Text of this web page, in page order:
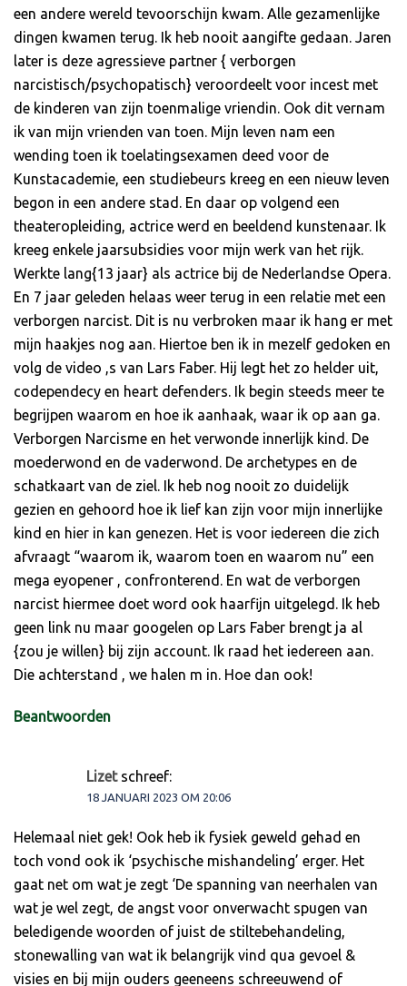
een andere wereld tevoorschijn kwam. Alle gezamenlijke
dingen kwamen terug. Ik heb nooit aangifte gedaan. Jaren
later is deze agressieve partner { verborgen
narcistisch/psychopatisch} veroordeelt voor incest met
de kinderen van zijn toenmalige vriendin. Ook dit vernam
ik van mijn vrienden van toen. Mijn leven nam een
wending toen ik toelatingsexamen deed voor de
Kunstacademie, een studiebeurs kreeg en een nieuw leven
begon in een andere stad. En daar op volgend een
theateropleiding, actrice werd en beeldend kunstenaar. Ik
kreeg enkele jaarsubsidies voor mijn werk van het rijk.
Werkte lang{13 jaar} als actrice bij de Nederlandse Opera.
En 7 jaar geleden helaas weer terug in een relatie met een
verborgen narcist. Dit is nu verbroken maar ik hang er met
mijn haakjes nog aan. Hiertoe ben ik in mezelf gedoken en
volg de video ,s van Lars Faber. Hij legt het zo helder uit,
codependecy en heart defenders. Ik begin steeds meer te
begrijpen waarom en hoe ik aanhaak, waar ik op aan ga.
Verborgen Narcisme en het verwonde innerlijk kind. De
moederwond en de vaderwond. De archetypes en de
schatkaart van de ziel. Ik heb nog nooit zo duidelijk
gezien en gehoord hoe ik lief kan zijn voor mijn innerlijke
kind en hier in kan genezen. Het is voor iedereen die zich
afvraagt “waarom ik, waarom toen en waarom nu” een
mega eyopener , confronterend. En wat de verborgen
narcist hiermee doet word ook haarfijn uitgelegd. Ik heb
geen link nu maar googelen op Lars Faber brengt ja al
{zou je willen} bij zijn account. Ik raad het iedereen aan.
Die achterstand , we halen m in. Hoe dan ook!
Beantwoorden
Lizet schreef:
18 JANUARI 2023 OM 20:06
Helemaal niet gek! Ook heb ik fysiek geweld gehad en
toch vond ook ik ‘psychische mishandeling’ erger. Het
gaat net om wat je zegt ‘De spanning van neerhalen van
wat je wel zegt, de angst voor onverwacht spugen van
beledigende woorden of juist de stiltebehandeling,
stonewalling van wat ik belangrijk vind qua gevoel &
visies en bij mijn ouders geeneens schreeuwend of